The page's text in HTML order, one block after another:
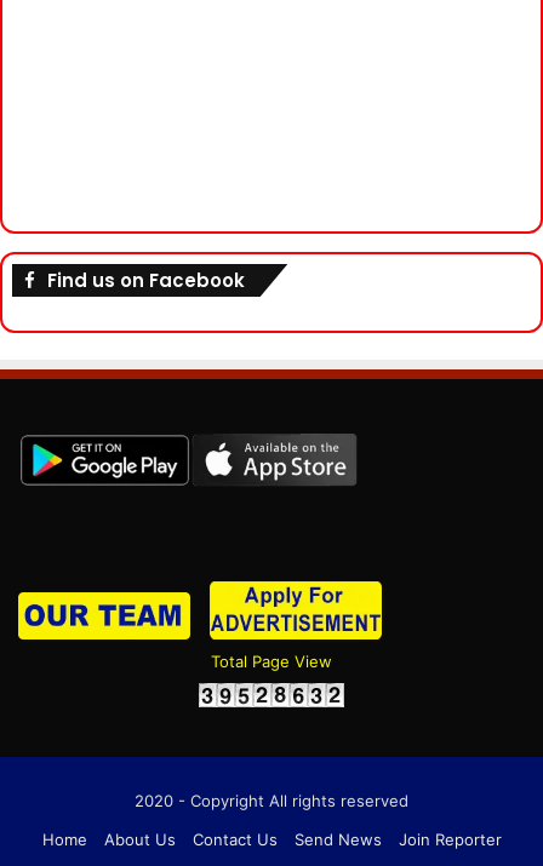
Find us on Facebook
Total Page View
2020 - Copyright All rights reserved
Home
About Us Contact Us Send News Join Reporter